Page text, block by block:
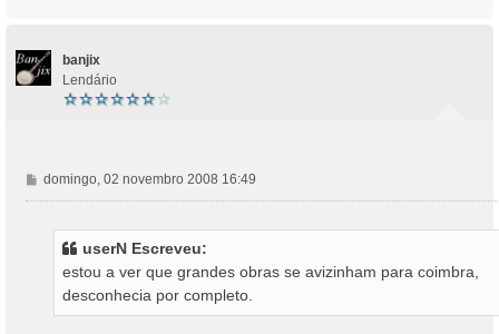
m
banjix
Lendário
M
e
domingo, 02 novembro 2008 16:49
userN Escreveu:
estou a ver que grandes obras se avizinham para coimbra,
desconhecia por completo.